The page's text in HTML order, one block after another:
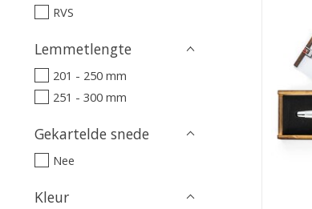
RVS
Lemmetlengte
201 - 250 mm
251 - 300 mm
Gekartelde snede
Nee
Kleur